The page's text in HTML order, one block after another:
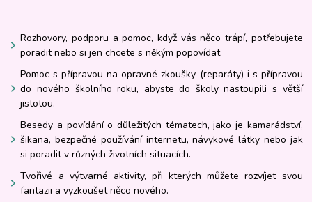
Rozhovory, podporu a pomoc, když vás něco trápí, potřebujete
poradit nebo si jen chcete s někým popovídat.
Pomoc s přípravou na opravné zkoušky (reparáty) i s přípravou
do nového školního roku, abyste do školy nastoupili s větší
jistotou.
Besedy a povídání o důležitých tématech, jako je kamarádství,
šikana, bezpečné používání internetu, návykové látky nebo jak
si poradit v různých životních situacích.
Tvořivé a výtvarné aktivity, při kterých můžete rozvíjet svou
fantazii a vyzkoušet něco nového.